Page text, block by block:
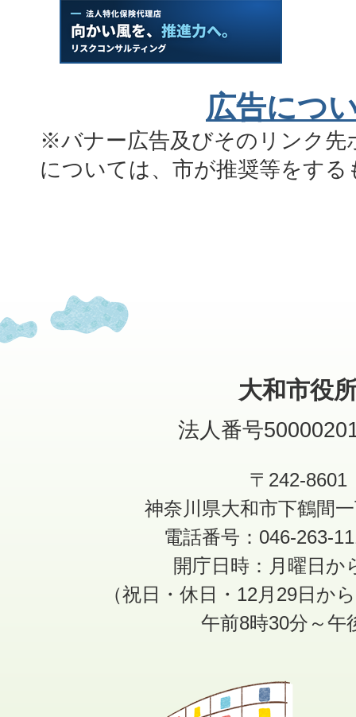
広告につ
※バナー広告及びそのリンク先
については、市が推奨等をす
大和市役
法人番号
〒242-8601
神奈川県大和市下鶴間
電話番号：046-263-
開庁日時：月曜日か
（祝日・休日・12月29日か
午前8時30分～午